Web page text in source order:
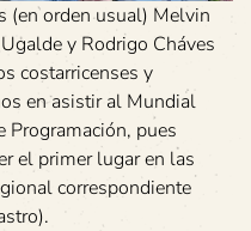
(en orden usual) Melvin
y Rodrigo Cháves
costarricenses y
en asistir al Mundial
Programación, pues
el primer lugar en las
correspondiente